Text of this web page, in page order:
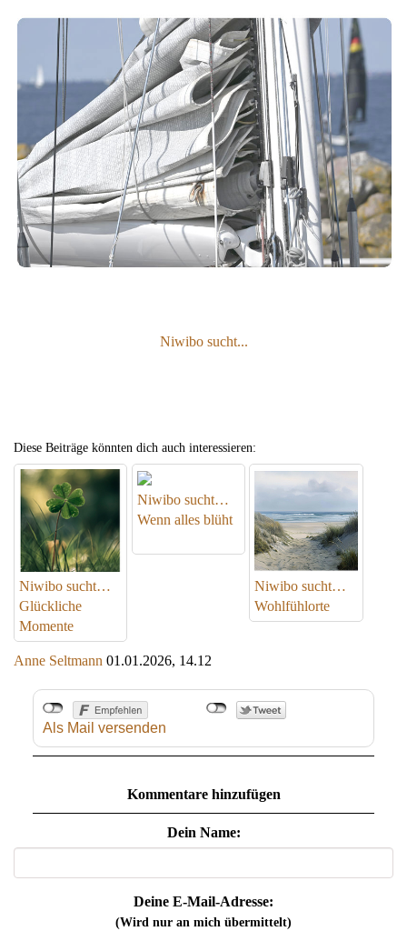
Niwibo sucht...
Diese Beiträge könnten dich auch interessieren:
Niwibo sucht…
Glückliche
Momente
Niwibo sucht…
Wenn alles blüht
Niwibo sucht…
Wohlfühlorte
Anne Seltmann 01.01.2026, 14.12
Als Mail versenden
Kommentare hinzufügen
Dein Name:
Deine E-Mail-Adresse:
(Wird nur an mich übermittelt)